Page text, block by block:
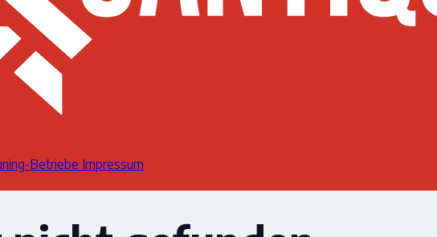
Betriebe Impressum